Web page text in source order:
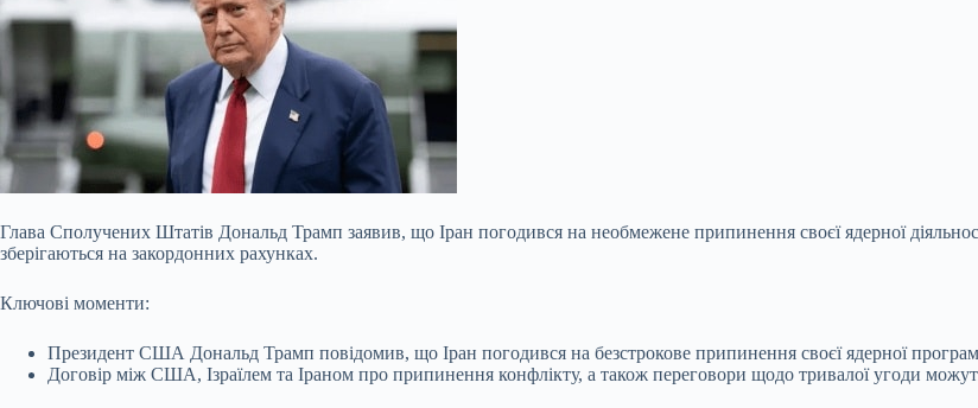
Глава Сполучених Штатів Дональд Трамп заявив, що Іран погодився на необмежене припинення своєї ядерної
зберігаються на закордонних рахунках.
Ключові моменти:
Президент США Дональд Трамп повідомив, що Іран погодився на безстрокове припинення своєї ядерної
Договір між США, Ізраїлем та Іраном про припинення конфлікту, а також переговори щодо тривалої угоди